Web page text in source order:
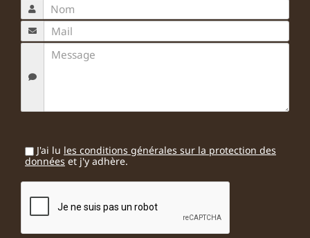
J'ai lu les conditions générales sur la protection des
données et j'y adhère.